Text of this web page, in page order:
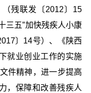
残联发〔2012〕15
三五”加快残疾人小康
〕14号）、《陕西
就业创业工作的实施
件精神，进一步提高
，保障和改善残疾人